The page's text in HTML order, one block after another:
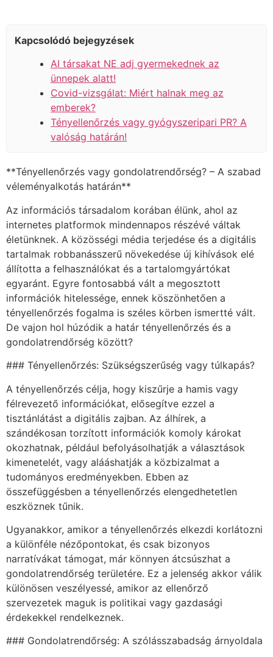
Kapcsolódó bejegyzések
AI társakat NE adj gyermekednek az
ünnepek alatt!
Covid-vizsgálat: Miért halnak meg az
emberek?
Tényellenőrzés vagy gyógyszeripari PR? A
valóság határán!
**Tényellenőrzés vagy gondolatrendőrség? – A szabad
véleményalkotás határán**
Az információs társadalom korában élünk, ahol az
internetes platformok mindennapos részévé váltak
életünknek. A közösségi média terjedése és a digitális
tartalmak robbanásszerű növekedése új kihívások elé
állította a felhasználókat és a tartalomgyártókat
egyaránt. Egyre fontosabbá vált a megosztott
információk hitelessége, ennek köszönhetően a
tényellenőrzés fogalma is széles körben ismertté vált.
De vajon hol húzódik a határ tényellenőrzés és a
gondolatrendőrség között?
### Tényellenőrzés: Szükségszerűség vagy túlkapás?
A tényellenőrzés célja, hogy kiszűrje a hamis vagy
félrevezető információkat, elősegítve ezzel a
tisztánlátást a digitális zajban. Az álhírek, a
szándékosan torzított információk komoly károkat
okozhatnak, például befolyásolhatják a választások
kimenetelét, vagy alááshatják a közbizalmat a
tudományos eredményekben. Ebben az
összefüggésben a tényellenőrzés elengedhetetlen
eszköznek tűnik.
Ugyanakkor, amikor a tényellenőrzés elkezdi korlátozni
a különféle nézőpontokat, és csak bizonyos
narratívákat támogat, már könnyen átcsúszhat a
gondolatrendőrség területére. Ez a jelenség akkor válik
különösen veszélyessé, amikor az ellenőrző
szervezetek maguk is politikai vagy gazdasági
érdekekkel rendelkeznek.
### Gondolatrendőrség: A szólásszabadság árnyoldala